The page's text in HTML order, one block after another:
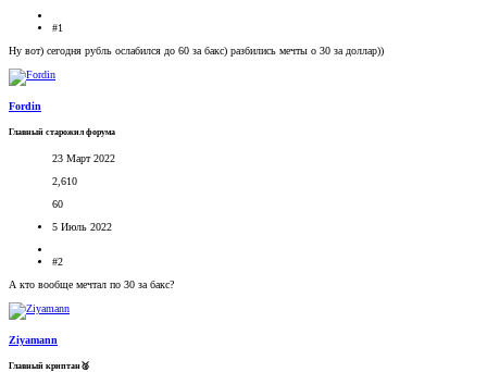
#1
Ну вот) сегодня рубль ослабился до 60 за бакс) разбились мечты о 30 за доллар))
Fordin
Главный старожил форума
23 Март 2022
2,610
60
5 Июль 2022
#2
А кто вообще мечтал по 30 за бакс?
Ziyamann
Главный криптан🥈